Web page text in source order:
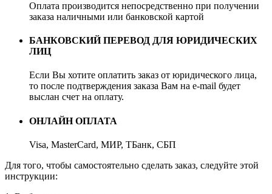
Оплата производится непосредственно при получении
заказа наличными или банковской картой
БАНКОВСКИЙ ПЕРЕВОД ДЛЯ ЮРИДИЧЕСКИХ
ЛИЦ
Если Вы хотите оплатить заказ от юридического лица,
то после подтверждения заказа Вам на e-mail будет
выслан счет на оплату.
ОНЛАЙН ОПЛАТА
Visa, MasterCard, МИР, ТБанк, СБП
Для того, чтобы самостоятельно сделать заказ, следуйте этой
инструкции: